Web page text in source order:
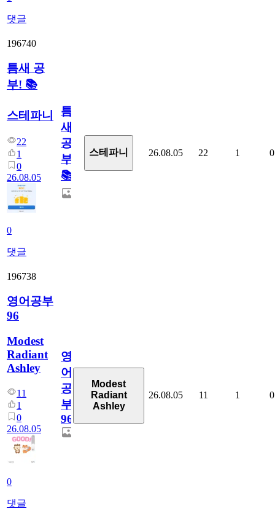
댓글
196740
틈새 공
부! 📚
스테파니
22
1
0
26.08.05
0
댓글
틈
새
공
부!
📚
스테파니 26.08.05 22 1 0
196738
영어공부
96
Modest
Radiant
Ashley
11
1
0
26.08.05
0
댓글
영
어
공
부
96
Modest
Radiant
Ashley
26.08.05 11 1 0